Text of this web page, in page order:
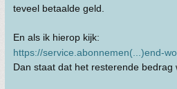
teveel betaalde geld.
En als ik hierop kijk:
https://service.abonnemen(...)end-
Dan staat dat het resterende bedrag